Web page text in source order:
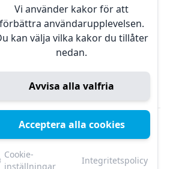
Vi använder kakor för att
förbättra användarupplevelsen.
kan välja vilka kakor du tillåter
nedan.
Avvisa alla valfria
Acceptera alla cookies
Cookie-
inställningar
Integritetspolicy
Kameraövervakning
Konferens & Public Display
Sälja elektronik